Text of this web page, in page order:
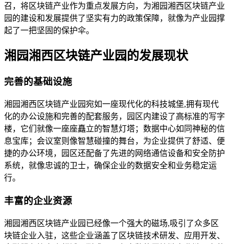
召，将区块链产业作为重点发展方向，为湘园湘西区块链产业
园的建设和发展提供了坚实有力的政策保障，就像为产业园撑
起了一把坚固的保护伞。
湘园湘西区块链产业园的发展现状
完善的基础设施
湘园湘西区块链产业园宛如一座现代化的科技城堡,拥有现代
化的办公设施和完善的配套服务，园区内建设了高标准的写字
楼，它们就像一座座矗立的智慧灯塔；数据中心如同神秘的信
息宝库；会议室则像智慧碰撞的舞台，为企业提供了舒适、便
捷的办公环境，园区还配备了先进的网络通信设备和安全防护
系统，就像忠诚的卫士，确保企业的数据安全和业务稳定运
行。
丰富的企业资源
湘园湘西区块链产业园已经像一个强大的磁场,吸引了众多区
块链企业入驻，这些企业涵盖了区块链技术研发、应用开发、